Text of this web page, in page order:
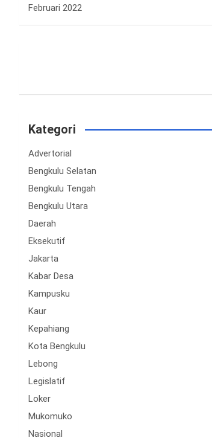
Februari 2022
Kategori
Advertorial
Bengkulu Selatan
Bengkulu Tengah
Bengkulu Utara
Daerah
Eksekutif
Jakarta
Kabar Desa
Kampusku
Kaur
Kepahiang
Kota Bengkulu
Lebong
Legislatif
Loker
Mukomuko
Nasional